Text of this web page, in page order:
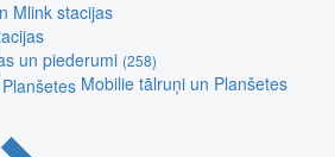
Mlink stacijas
un piederumi (258)
Mobilie tālruņi un Planšetes